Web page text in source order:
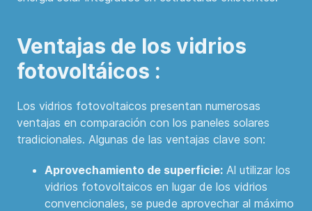
Ventajas de los vidrios
fotovoltáicos :
Los vidrios fotovoltaicos presentan numerosas
ventajas en comparación con los paneles solares
tradicionales. Algunas de las ventajas clave son:
Aprovechamiento de superficie:Al utilizar los
vidrios fotovoltaicos en lugar de los vidrios
convencionales, se puede aprovechar al máximo